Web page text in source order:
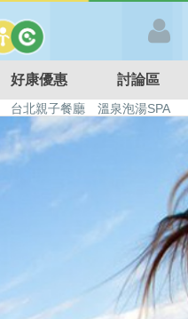
好康優惠 討論區
台北親子餐廳
溫泉泡湯SPA
日本親子景點